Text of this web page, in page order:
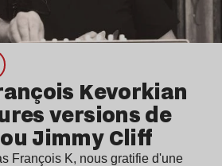
Kevorkian
versions de
Jimmy Cliff
François K, nous gratifie d'une